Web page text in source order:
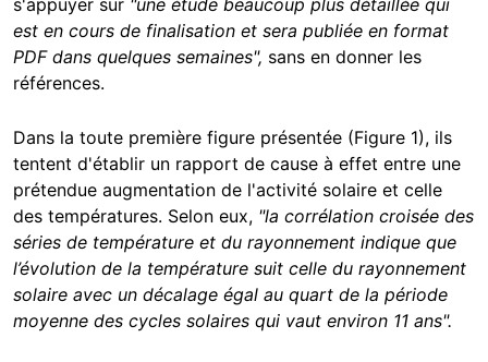
est en cours de finalisation et sera publiée en format
PDF dans quelques semaines", sans en donner les
références.
Dans la toute première figure présentée (Figure 1), ils
tentent d'établir un rapport de cause à effet entre une
prétendue augmentation de l'activité solaire et celle
des températures. Selon eux, "la corrélation croisée des
séries de température et du rayonnement indique que
l’évolution de la température suit celle du rayonnement
solaire avec un décalage égal au quart de la période
moyenne des cycles solaires qui vaut environ 11 ans".